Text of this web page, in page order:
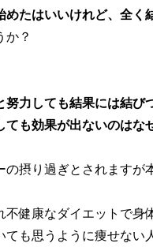
めたはいいけれど、全
か？
力しても結果には結び
も効果が出ないのはな
摂り過ぎとされますが
健康なダイエットで身
も思うように痩せない